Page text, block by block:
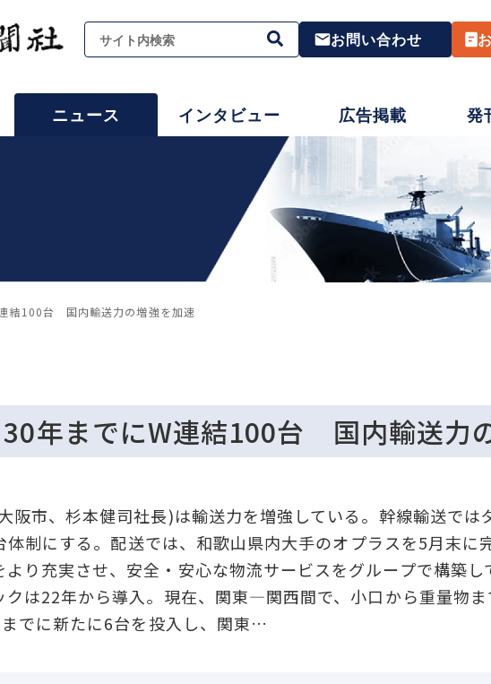
お問い合わせ
ニュース インタビュー 広告掲載 発
結100台 国内輸送力の増強を加速
年までにW連結100台 国内輸送力
市、杉本健司社長)は輸送力を増強している。幹線輸送では
制にする。配送では、和歌山県内大手のオプラスを5月末に
り充実させ、安全・安心な物流サービスをグループで構築し
は22年から導入。現在、関東―関西間で、小口から重量物
でに新たに6台を投入し、関東…